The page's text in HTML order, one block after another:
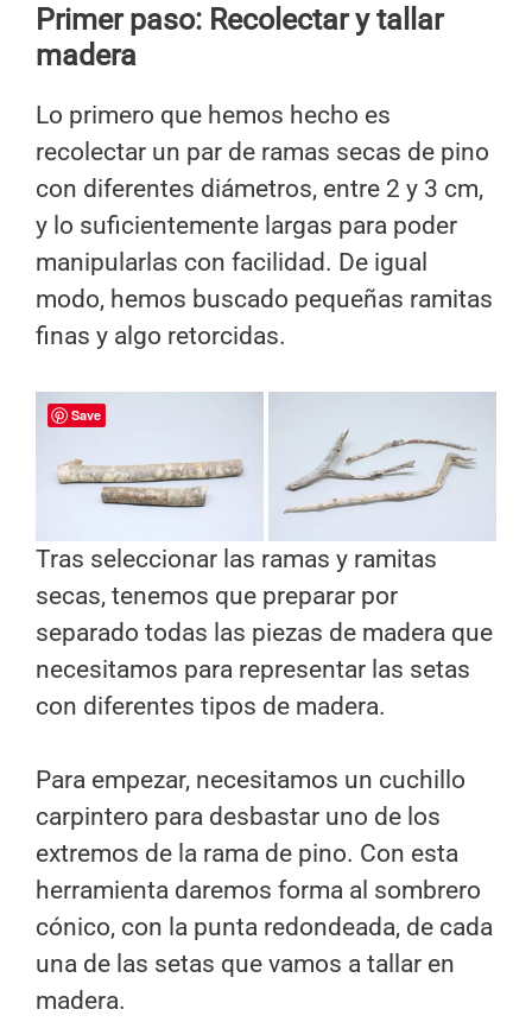
Primer paso: Recolectar y tallar
madera
Lo primero que hemos hecho es
recolectar un par de ramas secas de pino
con diferentes diámetros, entre 2 y 3 cm,
y lo suficientemente largas para poder
manipularlas con facilidad. De igual
modo, hemos buscado pequeñas ramitas
finas y algo retorcidas.
Tras seleccionar las ramas y ramitas
secas, tenemos que preparar por
separado todas las piezas de madera que
necesitamos para representar las setas
con diferentes tipos de madera.
Para empezar, necesitamos un cuchillo
carpintero para desbastar uno de los
extremos de la rama de pino. Con esta
herramienta daremos forma al sombrero
cónico, con la punta redondeada, de cada
una de las setas que vamos a tallar en
madera.
Save